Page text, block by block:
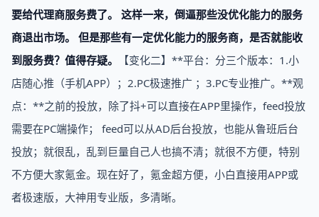
要给代理商服务费了。 这样一来，倒逼那些没优化能力的服务
商退出市场。 但是那些有一定优化能力的服务商，是否就能收
到服务费？值得存疑。
【变化二】**平台：分三个版本：1.小
店随心推（手机APP）；2.PC极速推广 ；3.PC专业推广。**观
点：**之前的投放，除了抖+可以直接在APP里操作，feed投放
需要在PC端操作； feed可以从AD后台投放，也能从鲁班后台
投放；就很乱，乱到巨量自己人也搞不清；就很不方便，特别
不方便大家氪金。现在好了，氪金超方便，小白直接用APP或
者极速版，大神用专业版，多清晰。